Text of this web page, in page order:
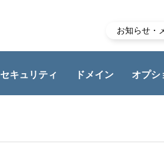
お知らせ・
セキュリティ ドメイン オプシ